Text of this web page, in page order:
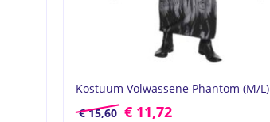
Kostuum Volwassene Phantom (M/L)
€15,60 € 11,72